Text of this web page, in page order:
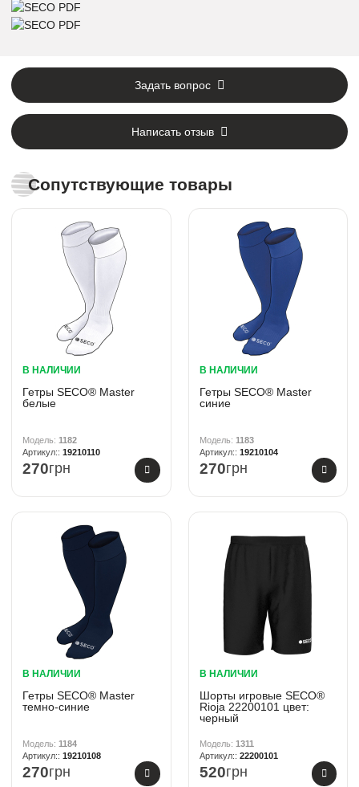
Задать вопрос
Написать отзыв
Сопутствующие товары
В НАЛИЧИИ
Гетры SECO® Master
белые
1182
19210110
270грн
В НАЛИЧИИ
Гетры SECO® Master
синие
1183
19210104
270грн
В НАЛИЧИИ
Гетры SECO® Master
темно-синие
1184
19210108
270грн
В НАЛИЧИИ
Шорты игровые SECO®
Rioja 22200101 цвет:
черный
1311
22200101
520грн